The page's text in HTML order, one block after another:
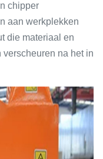
chipper
aan werkplekken
die materiaal en
na het in